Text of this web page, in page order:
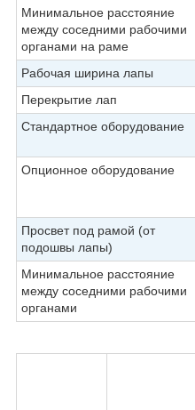
Минимальное расстояние
между соседними рабочими
органами на раме
Рабочая ширина лапы
Перекрытие лап
Стандартное оборудование
Опционное оборудование
Просвет под рамой (от
подошвы лапы)
Минимальное расстояние
между соседними рабочими
органами